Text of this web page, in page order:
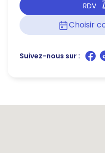
RDV
Choisir
Suivez-nous sur :